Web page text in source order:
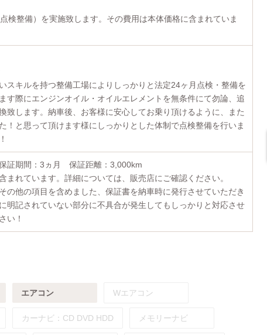
検整備）を実施致します。その費用は本体価格に含まれていま
スキルを持つ整備工場によりしっかりと法定24ヶ月点検・整備を
す際にエンジンオイル・オイルエレメントを無条件にて勿論、追
致します。納車後、お客様に安心してお乗り頂けるように、また
！と思って頂けます様にしっかりとした体制で点検整備を行いま
証期間：3ヵ月 保証距離：3,000km
まれています。詳細については、販売店にご確認ください。
の他の項目を含めました、保証書を納車時に発行させていただき
明記されていない部分に不具合が発生してもしっかりと対応させ
い！
エアコン Wエアコン
カーナビ： CD DVD HDD メモリーナビ